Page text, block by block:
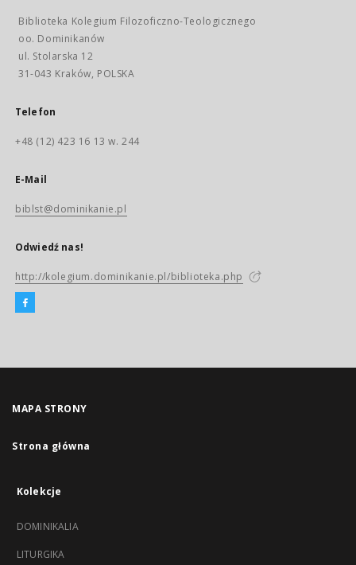
Biblioteka Kolegium Filozoficzno-Teologicznego
oo. Dominikanów
ul. Stolarska 12
31-043 Kraków, POLSKA
Telefon
+48 (12) 423 16 13 w. 244
E-Mail
biblst@dominikanie.pl
Odwiedź nas!
http://kolegium.dominikanie.pl/biblioteka.php
MAPA STRONY
Strona główna
Kolekcje
DOMINIKALIA
LITURGIKA